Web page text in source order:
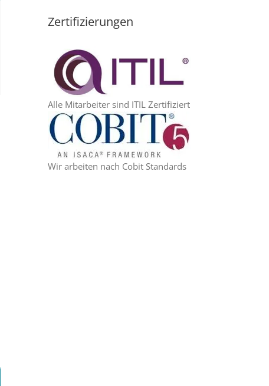
Zertifizierungen
Alle Mitarbeiter sind ITIL Zertifiziert
Wir arbeiten nach Cobit Standards